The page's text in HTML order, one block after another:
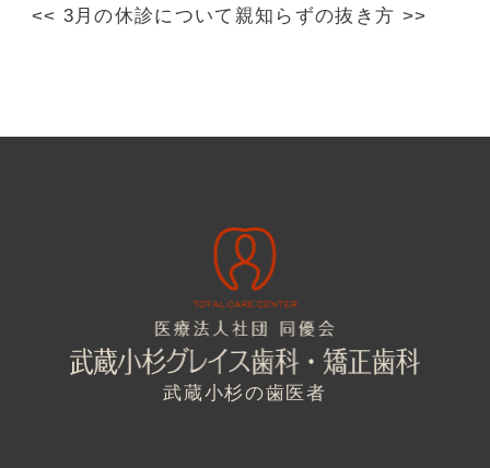
<< 3月の休診について 親知らずの抜き方 >>
武蔵小杉の歯医者